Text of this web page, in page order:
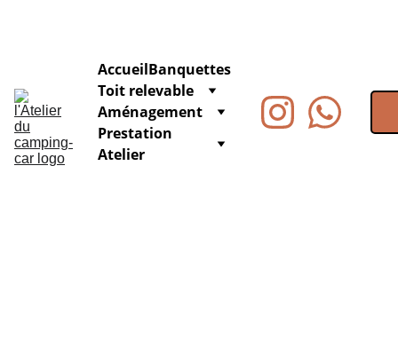
AccueilBanquettes
Toit relevable
Aménagement
Prestation
Atelier